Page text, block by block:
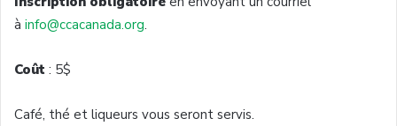
à info@ccacanada.org.
Coût : 5$
Café, thé et liqueurs vous seront servis.